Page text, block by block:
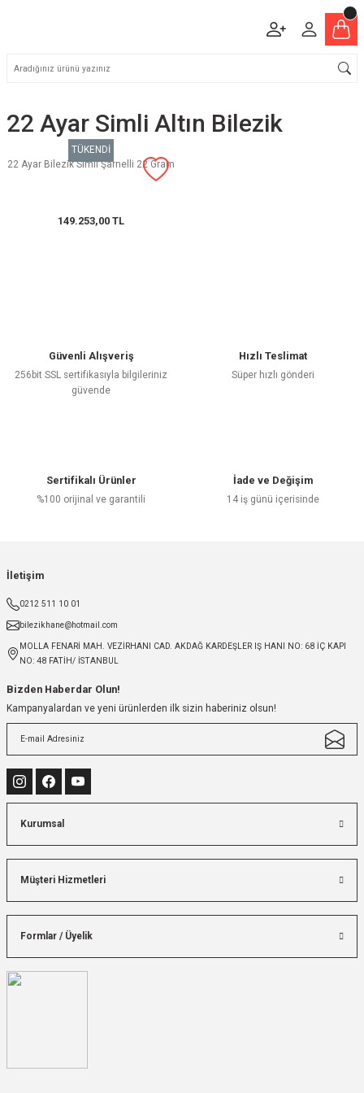
22 Ayar Simli Altın Bilezik
TÜKENDİ
22 Ayar Bilezik Simli Şarnelli 22 Gram
149.253,00 TL
Güvenli Alışveriş
256bit SSL sertifikasıyla bilgileriniz
güvende
Hızlı Teslimat
Süper hızlı gönderi
Sertifikalı Ürünler
%100 orijinal ve garantili
İade ve Değişim
14 iş günü içerisinde
İletişim
0212 511 10 01
bilezikhane@hotmail.com
MOLLA FENARİ MAH. VEZİRHANI CAD. AKDAĞ KARDEŞLER IŞ HANI NO: 68 İÇ KAPI
NO: 48 FATİH/ İSTANBUL
Bizden Haberdar Olun!
Kampanyalardan ve yeni ürünlerden ilk sizin haberiniz olsun!
Kurumsal
Müşteri Hizmetleri
Formlar / Üyelik